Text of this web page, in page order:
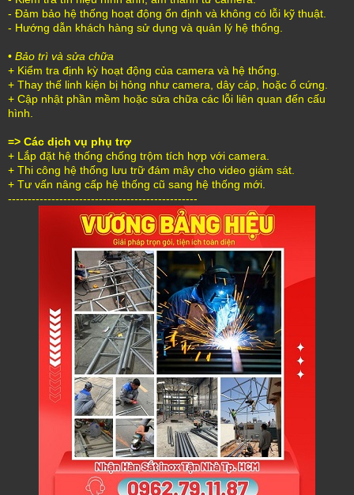
- Đảm bảo hệ thống hoạt động ổn định và không có lỗi kỹ thuật.
- Hướng dẫn khách hàng sử dụng và quản lý hệ thống.
• Bảo trì và sửa chữa
+ Kiểm tra định kỳ hoạt động của camera và hệ thống.
+ Thay thế linh kiện bị hỏng như camera, dây cáp, hoặc ổ cứng.
+ Cập nhật phần mềm hoặc sửa chữa các lỗi liên quan đến cấu
hình.
=> Các dịch vụ phụ trợ
+ Lắp đặt hệ thống chống trộm tích hợp với camera.
+ Thi công hệ thống lưu trữ đám mây cho video giám sát.
+ Tư vấn nâng cấp hệ thống cũ sang hệ thống mới.
------------------------------------------------